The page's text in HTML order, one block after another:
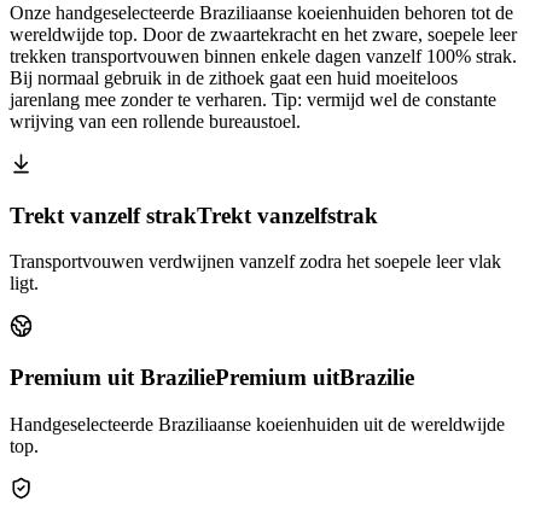
Onze handgeselecteerde Braziliaanse koeienhuiden behoren tot de
wereldwijde top. Door de zwaartekracht en het zware, soepele leer
trekken transportvouwen binnen enkele dagen vanzelf 100% strak.
Bij normaal gebruik in de zithoek gaat een huid moeiteloos
jarenlang mee zonder te verharen. Tip: vermijd wel de constante
wrijving van een rollende bureaustoel.
Trekt vanzelf strakTrekt vanzelfstrak
Transportvouwen verdwijnen vanzelf zodra het soepele leer vlak
ligt.
Premium uit BraziliePremium uitBrazilie
Handgeselecteerde Braziliaanse koeienhuiden uit de wereldwijde
top.